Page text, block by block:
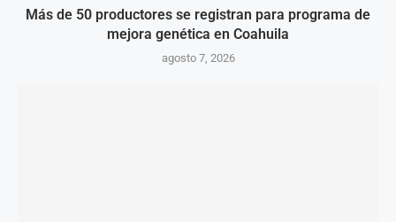
Más de 50 productores se registran para programa de
mejora genética en Coahuila
agosto 7, 2026